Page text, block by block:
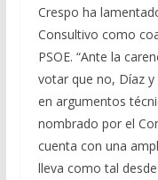
Crespo ha
Consultivo como
PSOE. “Ante la
votar que no, Díaz y
en argumentos
nombrado por el
cuenta con una
lleva como tal